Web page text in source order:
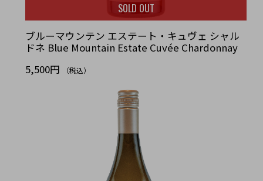
SOLD OUT
ブルーマウンテン エステート・キュヴェ シャル
ドネ Blue Mountain Estate Cuvée Chardonnay
5,500円
（税込）